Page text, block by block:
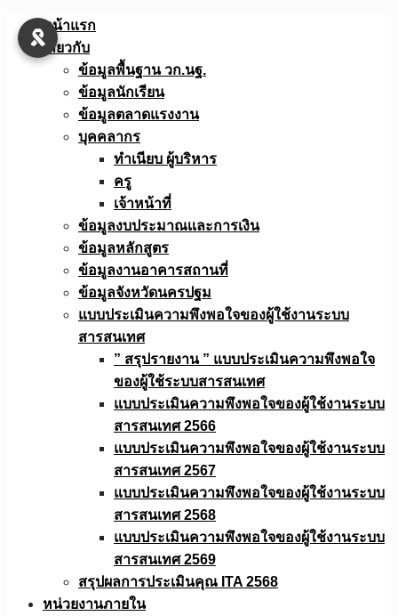
Skip
หน้าแรก
เกี่ยวกับ
ข้อมูลพื้นฐาน วก.นฐ.
ข้อมูลนักเรียน
ข้อมูลตลาดแรงงาน
บุคคลากร
ทำเนียบ ผู้บริหาร
ครู
เจ้าหน้าที่
ข้อมูลงบประมาณเเละการเงิน
ข้อมูลหลักสูตร
ข้อมูลงานอาคารสถานที่
ข้อมูลจังหวัดนครปฐม
แบบประเมินความพึงพอใจของผู้ใช้งานระบบ
สารสนเทศ
” สรุปรายงาน ” แบบประเมินความพึงพอใจ
ของผู้ใช้ระบบสารสนเทศ
แบบประเมินความพึงพอใจของผู้ใช้งานระบบ
สารสนเทศ 2566
แบบประเมินความพึงพอใจของผู้ใช้งานระบบ
สารสนเทศ 2567
แบบประเมินความพึงพอใจของผู้ใช้งานระบบ
สารสนเทศ 2568
แบบประเมินความพึงพอใจของผู้ใช้งานระบบ
สารสนเทศ 2569
สรุปผลการประเมินคุณ ITA 2568
หน่วยงานภายใน